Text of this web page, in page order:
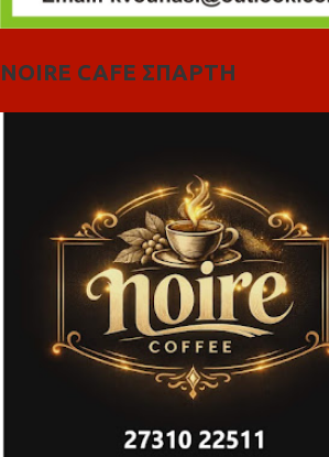
NOIRE CAFE ΣΠΑΡΤΗ